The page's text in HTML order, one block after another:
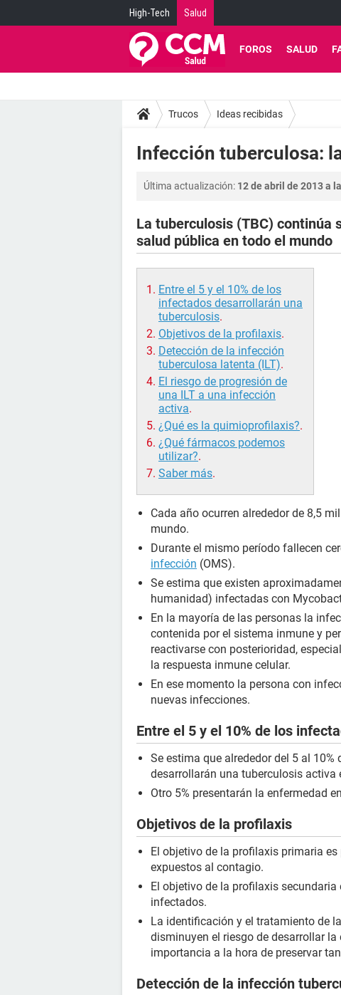
High-Tech Salud
FOROS SALUD
Trucos Ideas recibidas
Infección tuberculosa:
Última actualización: 12 de abril de 2013 a
La tuberculosis (TBC) continúa
salud pública en todo el mundo
Entre el 5 y el 10% de los
infectados desarrollarán una
tuberculosis.
Objetivos de la profilaxis.
Detección de la infección
tuberculosa latenta (ILT).
El riesgo de progresión de
una ILT a una infección
activa.
¿Qué es la quimioprofilaxis?.
¿Qué fármacos podemos
utilizar?.
Saber más.
Cada año ocurren alrededor de 8,5
mundo.
Durante el mismo período fallecen
infección (OMS).
Se estima que existen
humanidad) infectadas con
En la mayoría de las personas la
contenida por el sistema inmune y
reactivarse con posterioridad,
la respuesta inmune celular.
En ese momento la persona con
nuevas infecciones.
Entre el 5 y el 10% de los
Se estima que alrededor del 5 al
desarrollarán una tuberculosis
Otro 5% presentarán la enfermedad
Objetivos de la profilaxis
El objetivo de la profilaxis primaria
expuestos al contagio.
El objetivo de la profilaxis
infectados.
La identificación y el tratamiento de
disminuyen el riesgo de desarrollar
importancia a la hora de preservar
Detección de la infección